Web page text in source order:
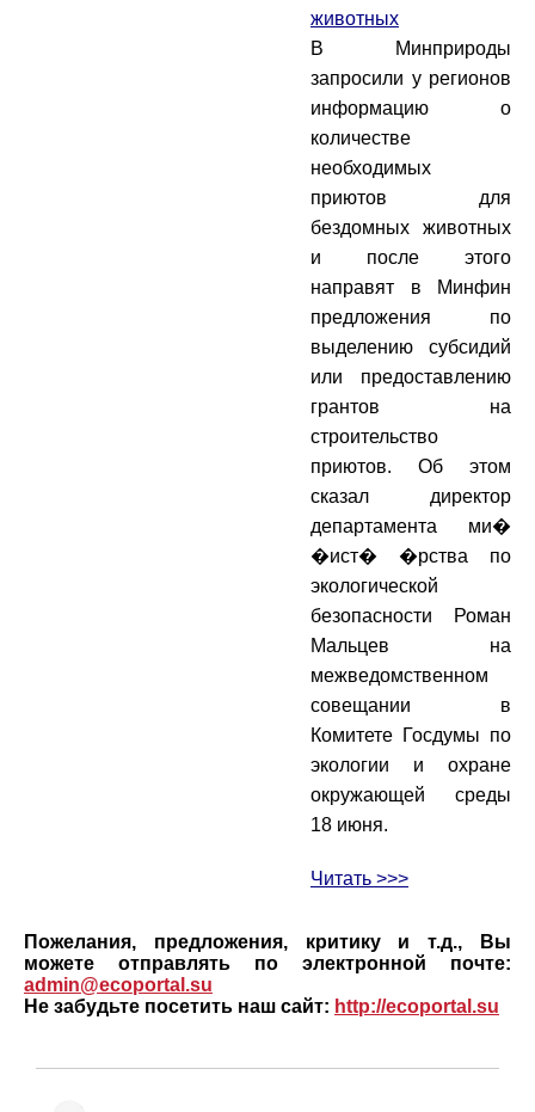
животных
В Минприроды
запросили у регионов
информацию о
количестве
необходимых
приютов для
бездомных животных
и после этого
направят в Минфин
предложения по
выделению субсидий
или предоставлению
грантов на
строительство
приютов. Об этом
сказал директор
департамента ми�
�ист� �рства по
экологической
безопасности Роман
Мальцев на
межведомственном
совещании в
Комитете Госдумы по
экологии и охране
окружающей среды
18 июня.
Читать >>>
Пожелания, предложения, критику и т.д., Вы
можете отправлять по электронной почте:
admin@ecoportal.su
Не забудьте посетить наш сайт: http://ecoportal.su